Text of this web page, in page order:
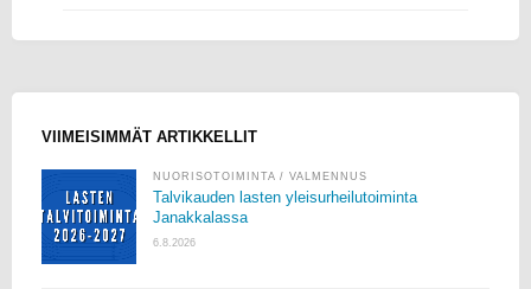
VIIMEISIMMÄT ARTIKKELLIT
NUORISOTOIMINTA /VALMENNUS
Talvikauden lasten yleisurheilutoiminta
Janakkalassa
6.8.2026